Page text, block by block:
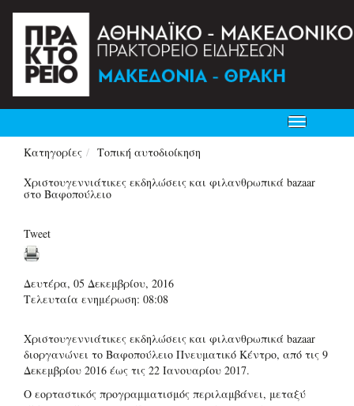
Toggle
navigation
Κατηγορίες
Τοπική αυτοδιοίκηση
Χριστουγεννιάτικες εκδηλώσεις και φιλανθρωπικά bazaar
στο Βαφοπούλειο
Tweet
Δευτέρα, 05 Δεκεμβρίου, 2016
Τελευταία ενημέρωση: 08:08
Χριστουγεννιάτικες εκδηλώσεις και φιλανθρωπικά bazaar
διοργανώνει το Βαφοπούλειο Πνευματικό Κέντρο, από τις 9
Δεκεμβρίου 2016 έως τις 22 Ιανουαρίου 2017.
Ο εορταστικός προγραμματισμός περιλαμβάνει, μεταξύ